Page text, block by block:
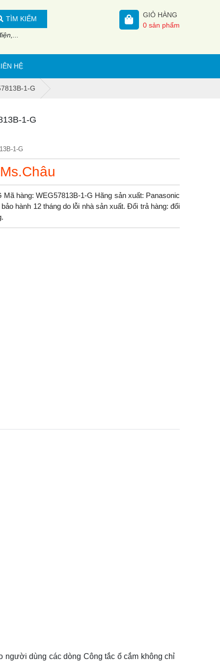
TÌM KIẾM
GIỎ HÀNG
0 sản phẩm
HỆ
1-G
1-G
1-G
hàng: WEG57813B-1-G Hãng sản xuất: Panasonic
hành 12 tháng do lỗi nhà sản xuất. Đổi trả hàng: đổi
người dùng các dòng Công tắc ổ cắm không chỉ